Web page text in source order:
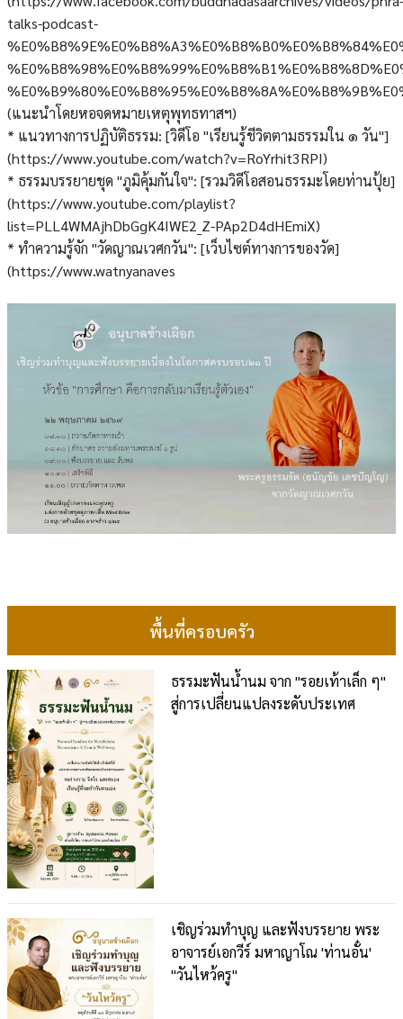
talks-podcast-
(แนะนำโดยหอจดหมายเหตุพุทธทาสฯ)
* แนวทางการปฏิบัติธรรม: [วิดีโอ "เรียนรู้ชีวิตตามธรรมใน ๑ วัน"]
(https://www.youtube.com/watch?v=RoYrhit3RPI)
* ธรรมบรรยายชุด "ภูมิคุ้มกันใจ": [รวมวิดีโอสอนธรรมะโดยท่านปุ้ย]
(https://www.youtube.com/playlist?
list=PLL4WMAjhDbGgK4IWE2_Z-PAp2D4dHEmiX)
* ทำความรู้จัก "วัดญาณเวศกวัน": [เว็บไซต์ทางการของวัด]
(https://www.watnyanaves
พื้นที่ครอบครัว
ธรรมะฟันน้ำนม จาก "รอยเท้าเล็ก ๆ"
สู่การเปลี่ยนแปลงระดับประเทศ
เชิญร่วมทำบุญ และฟังบรรยาย พระ
อาจารย์เอกวีร์ มหาญาโณ 'ท่านอั๋น'
"วันไหว้ครู"